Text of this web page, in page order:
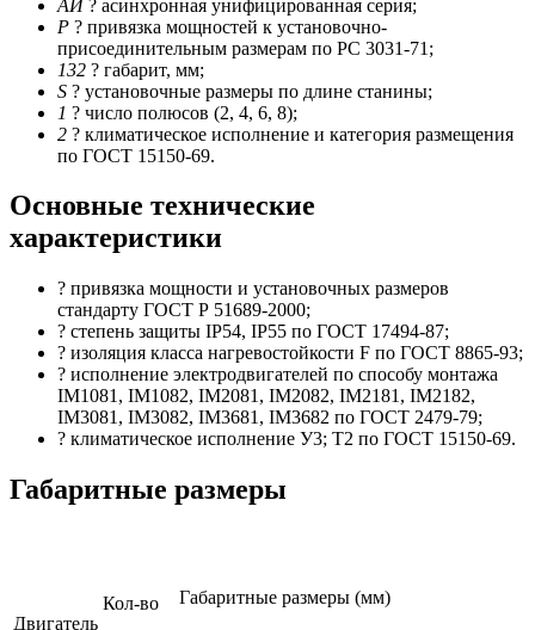
АИ ? асинхронная унифицированная серия;
Р ? привязка мощностей к установочно-
присоединительным размерам по РС 3031-71;
132 ? габарит, мм;
S ? установочные размеры по длине станины;
1 ? число полюсов (2, 4, 6, 8);
2 ? климатическое исполнение и категория размещения
по ГОСТ 15150-69.
Основные технические
характеристики
? привязка мощности и установочных размеров
стандарту ГОСТ Р 51689-2000;
? степень защиты IP54, IP55 по ГОСТ 17494-87;
? изоляция класса нагревостойкости F по ГОСТ 8865-93;
? исполнение электродвигателей по способу монтажа
IM1081, IM1082, IM2081, IM2082, IM2181, IM2182,
IM3081, IM3082, IM3681, IM3682 по ГОСТ 2479-79;
? климатическое исполнение У3; Т2 по ГОСТ 15150-69.
Габаритные размеры
Двигатель
Кол-во
Габаритные размеры (мм)